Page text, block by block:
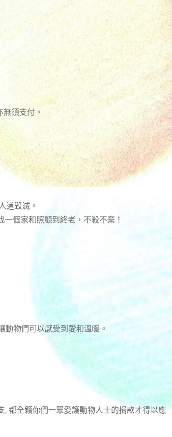
須支付。
道毀滅。
個家和照顧到終老，不殺不棄！
動物們可以感受到愛和溫暖。
都全籟你們一眾愛護動物人士的捐款才得以應